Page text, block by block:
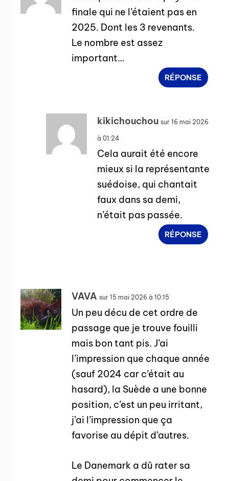
finale qui ne l’étaient pas en
2025. Dont les 3 revenants.
Le nombre est assez
important…
RÉPONSE
kikichouchou sur 16 mai 2026
à 01:24
Cela aurait été encore
mieux si la représentante
suédoise, qui chantait
faux dans sa demi,
n’était pas passée.
RÉPONSE
VAVA sur 15 mai 2026 à 10:15
Un peu décu de cet ordre de
passage que je trouve fouilli
mais bon tant pis. J’ai
l’impression que chaque année
(sauf 2024 car c’était au
hasard), la Suède a une bonne
position, c’est un peu irritant,
j’ai l’impression que ça
favorise au dépit d’autres.
Le Danemark a dû rater sa